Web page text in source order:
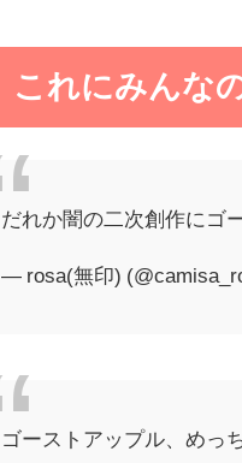
これにみんな
だれか闇の二次創作にゴ
— rosa(無印)
ゴーストアップル、めっ